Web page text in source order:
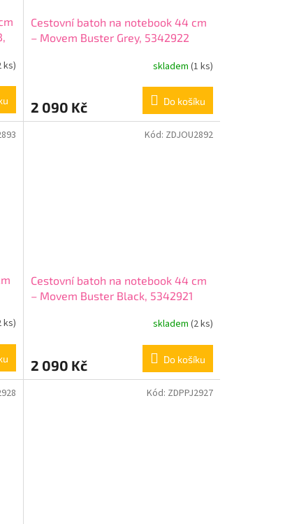
ks)
Cestovní batoh na notebook 44 cm
– Movem Buster Grey, 5342922
skladem (1 ks)
2 090 Kč Do košíku
ks)
Cestovní batoh na notebook 44 cm
– Movem Buster Black, 5342921
skladem (2 ks)
2 090 Kč Do košíku
Kód: ZDJOU2892
Kód: ZDPPJ2927